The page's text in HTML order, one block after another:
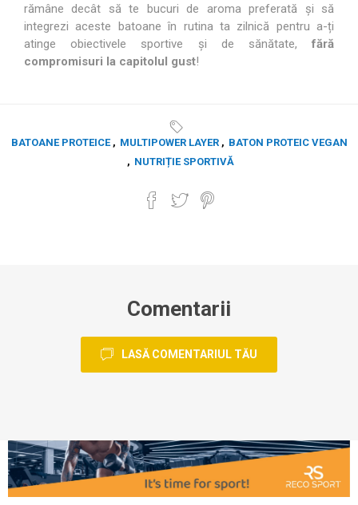
rămâne decât să te bucuri de aroma preferată și să
integrezi aceste batoane în rutina ta zilnică pentru a-ți
atinge obiectivele sportive și de sănătate, fără
compromisuri la capitolul gust!
BATOANE PROTEICE , MULTIPOWER LAYER , BATON PROTEIC VEGAN
, NUTRIȚIE SPORTIVĂ
Comentarii
LASĂ COMENTARIUL TĂU